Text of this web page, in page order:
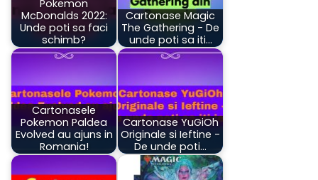
Pokemon
McDonalds 2022:
Unde poti sa faci
schimb?
Cartonase Magic
The Gathering - De
unde poti sa iti…
Cartonasele
Pokemon Paldea
Evolved au ajuns in
Romania!
Cartonase YuGiOh
Originale si Ieftine -
De unde poti…